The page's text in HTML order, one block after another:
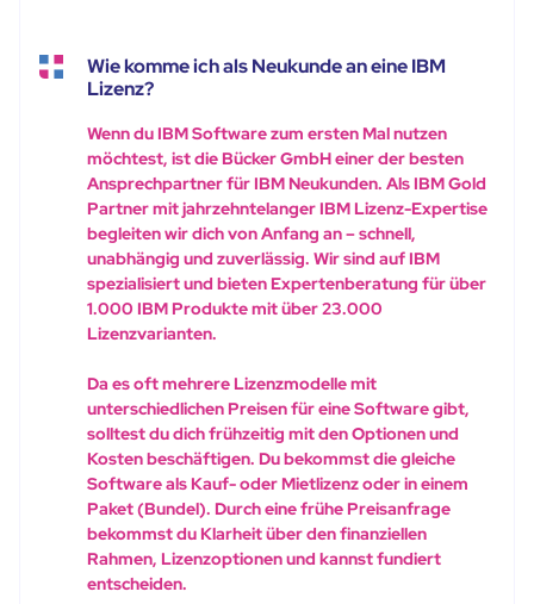
Wie komme ich als Neukunde an eine IBM
Lizenz?
Wenn du IBM Software zum ersten Mal nutzen
möchtest, ist die Bücker GmbH einer der besten
Ansprechpartner für IBM Neukunden. Als IBM Gold
Partner mit jahrzehntelanger IBM Lizenz-Expertise
begleiten wir dich von Anfang an – schnell,
unabhängig und zuverlässig. Wir sind auf IBM
spezialisiert und bieten Expertenberatung für über
1.000 IBM Produkte mit über 23.000
Lizenzvarianten.
Da es oft mehrere Lizenzmodelle mit
unterschiedlichen Preisen für eine Software gibt,
solltest du dich frühzeitig mit den Optionen und
Kosten beschäftigen. Du bekommst die gleiche
Software als Kauf- oder Mietlizenz oder in einem
Paket (Bundel). Durch eine frühe Preisanfrage
bekommst du Klarheit über den finanziellen
Rahmen, Lizenzoptionen und kannst fundiert
entscheiden.